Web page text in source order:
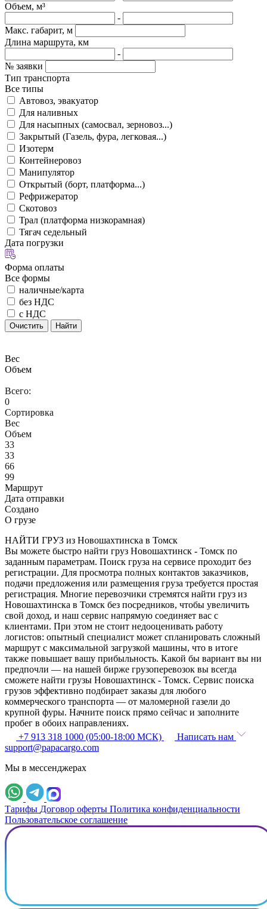
Объем, м³
-
Макс. габарит, м
Длина маршрута, км
-
№ заявки
Тип транспорта
Все типы
Автовоз, эвакуатор
Для наливных
Для насыпных (самосвал, зерновоз...)
Закрытый (Газель, фура, легковая...)
Изотерм
Контейнеровоз
Манипулятор
Открытый (борт, платформа...)
Рефрижератор
Скотовоз
Трал (платформа низкорамная)
Тягач седельный
Дата погрузки
Форма оплаты
Все формы
наличные/карта
без НДС
с НДС
Очистить Найти
Вес
Объем
Всего:
0
Сортировка
Вес
Объем
33
33
66
99
Маршрут
Дата отправки
Создано
О грузе
НАЙТИ ГРУЗ из Новошахтинска в Томск
Вы можете быстро найти груз Новошахтинск - Томск по
заданным параметрам. Поиск груза на сервисе проходит без
регистрации. Для просмотра полных контактов заказчиков,
подачи предложения или размещения груза требуется простая
регистрация. Многие перевозчики стремятся найти груз из
Новошахтинска в Томск без посредников, чтобы увеличить
свой доход, и наш сервис напрямую соединяет вас с
клиентами. При этом не стоит недооценивать работу
логистов: опытный специалист может спланировать сложный
маршрут с максимальной загрузкой машины, что в итоге
также повышает вашу прибыльность. Какой бы вариант вы ни
предпочли — на нашей бирже грузоперевозок вы всегда
сможете найти грузы Новошахтинск - Томск. Сервис поиска
грузов эффективно подбирает заказы для любого
коммерческого транспорта — от маломерной газели до
крупной фуры. Начните поиск прямо сейчас и заполните
пробег в обоих направлениях.
+7 913 318 1000 (05:00-18:00 МСК)
Написать нам
support@papacargo.com
Мы в мессенджерах
Тарифы Договор оферты Политика конфиденциальности
Пользовательское соглашение